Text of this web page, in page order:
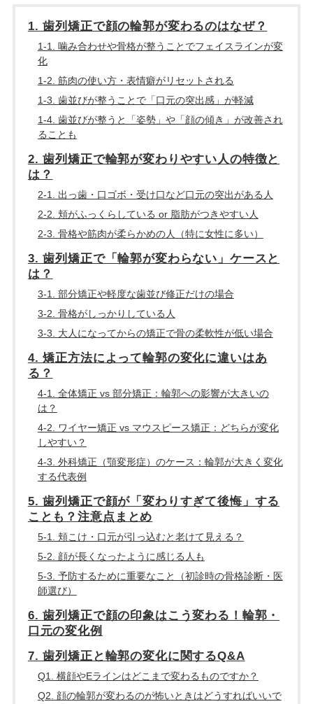
1. 歯列矯正で顔の輪郭が変わるのはなぜ？
1-1. 噛み合わせや骨格が整うことでフェイスラインが変
化
1-2. 筋肉の使い方・表情癖がリセットされる
1-3. 歯並びが整うことで「口元の突出感」が軽減
1-4. 歯並びが整うと「姿勢」や「顔の傾き」が改善され
ることも
2. 歯列矯正で輪郭が変わりやすい人の特徴と
は？
2-1. 出っ歯・口ゴボ・受け口など口元の突出がある人
2-2. 頬がふっくらしている or 脂肪がつきやすい人
2-3. 骨格や筋肉が柔らかめの人（特に女性に多い）
3. 歯列矯正で「輪郭が変わらない」ケースと
は？
3-1. 部分矯正や軽度な歯並び修正だけの場合
3-2. 骨格がしっかりしている人
3-3. 大人になってからの矯正で骨の柔軟性が低い場合
4. 矯正方法によって輪郭の変化に違いはあ
る？
4-1. 全体矯正 vs 部分矯正：輪郭への影響が大きいの
は？
4-2. ワイヤー矯正 vs マウスピース矯正：どちらが変化
しやすい？
4-3. 外科矯正（顎変形症）のケース：輪郭が大きく変化
する代表例
5. 歯列矯正で顔が「変わりすぎて後悔」する
ことも？注意点まとめ
5-1. 頬こけ・口元が引っ込むと老けて見える？
5-2. 顔が長くなったように感じる人も
5-3. 予防するために重要なこと（初診時の骨格診断・医
師選び）
6. 歯列矯正で顔の印象はこう変わる！輪郭・
口元の変化例
7. 歯列矯正と輪郭の変化に関するQ&A
Q1. 横顔やEラインはどこまで変わるものですか？
Q2. 顔の輪郭が変わるのが怖いときはどうすればいいで